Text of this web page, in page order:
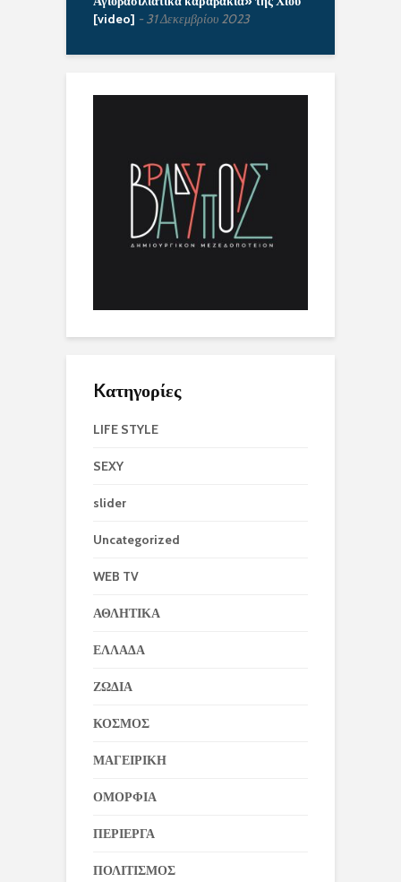
[video]
31 Δεκεμβρίου 2023
Kατηγορίες
LIFE STYLE
SEXY
slider
Uncategorized
WEB TV
ΑΘΛΗΤΙΚΑ
ΕΛΛΑΔΑ
ΖΩΔΙΑ
ΚΟΣΜΟΣ
ΜΑΓΕΙΡΙΚΗ
ΟΜΟΡΦΙΑ
ΠΕΡΙΕΡΓΑ
ΠΟΛΙΤΙΣΜΟΣ